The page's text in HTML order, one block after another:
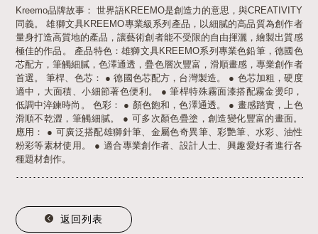
Kreemo品牌故事： 世界語KREEMO是創造力的意思，與CREATIVITY
同義。 雄獅文具KREEMO專業級系列產品，以細膩的高品質為創作者
量身打造高質地的產品，讓藝術創者能不受限的自由揮灑，繪製出質感
極佳的作品。 產品特色：雄獅文具KREEMO系列專業色鉛筆，德國色
芯配方，筆觸細膩，色澤通透，疊色層次豐富，滑順畫感，專業創作者
首選。 筆桿、色芯： ● 德國色芯配方，台灣製造。 ● 色芯加粗，硬度
適中，大面積、小細節著色便利。 ● 筆桿特殊霧面漆搭配霧金燙印，
低調中淬鍊時尚。 色彩： ● 顏色飽和，色澤通透。 ● 畫感踏實，上色
滑順不乾澀，筆觸細膩。 ● 可多次顏色疊塗，創造變化豐富的畫面。
應用： ● 可廣泛搭配雄獅針筆、金屬色奇異筆、彩艷筆、水彩、油性
粉彩等素材使用。 ● 適合專業創作者、設計人士、興趣愛好者進行各
種題材創作。
返回列表